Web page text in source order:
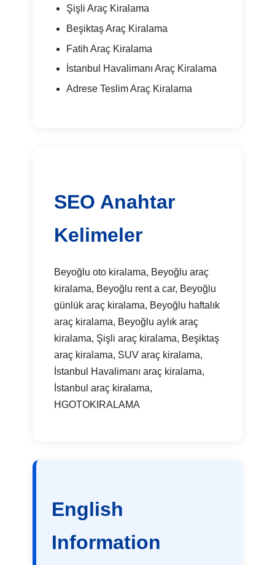
Şişli Araç Kiralama
Beşiktaş Araç Kiralama
Fatih Araç Kiralama
İstanbul Havalimanı Araç Kiralama
Adrese Teslim Araç Kiralama
SEO Anahtar
Kelimeler
Beyoğlu oto kiralama, Beyoğlu araç
kiralama, Beyoğlu rent a car, Beyoğlu
günlük araç kiralama, Beyoğlu haftalık
araç kiralama, Beyoğlu aylık araç
kiralama, Şişli araç kiralama, Beşiktaş
araç kiralama, SUV araç kiralama,
İstanbul Havalimanı araç kiralama,
İstanbul araç kiralama,
HGOTOKIRALAMA
English
Information